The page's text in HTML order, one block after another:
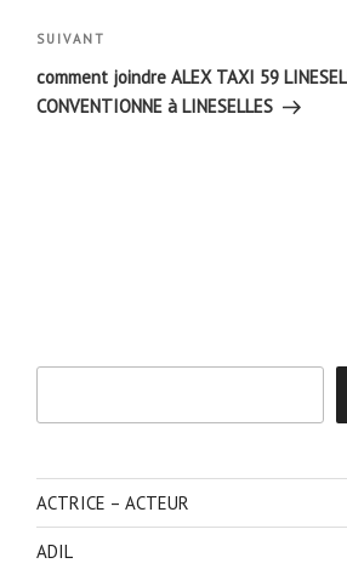
Article
suivant
SUIVANT
comment joindre ALEX TAXI 59
CONVENTIONNE à LINESELLES
ACTRICE – ACTEUR
ADIL